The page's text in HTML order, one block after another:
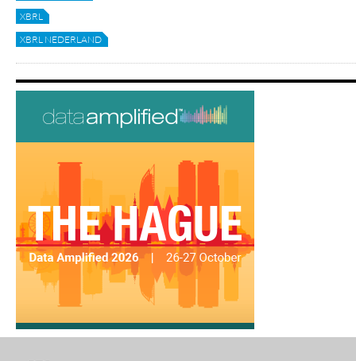
XBRL
XBRL NEDERLAND